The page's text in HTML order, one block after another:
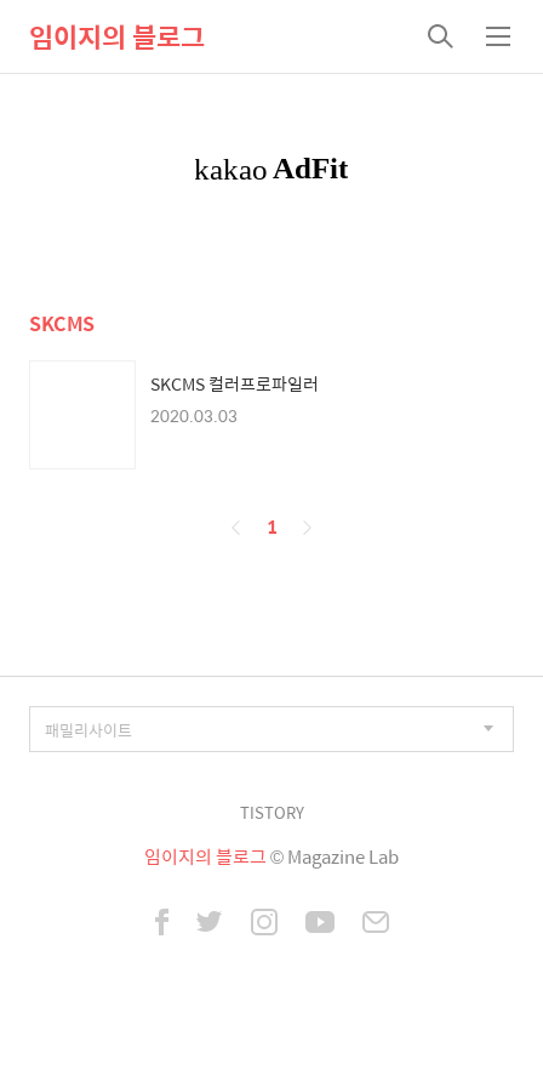
임이지의 블로그
검
색
메
뉴
SKCMS
SKCMS 컬러프로파일러
2020.03.03
페
1
TISTORY
임이지의 블로그© Magazine Lab